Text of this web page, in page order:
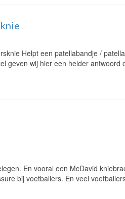
Helpt een patellabandje /
geven wij hier een helder antwoord
En vooral een McDavid
bij voetballers. En veel